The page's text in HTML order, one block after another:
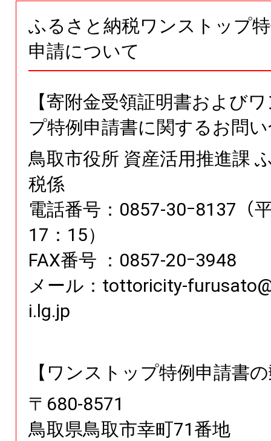
ふるさと納税ワンストップ
申請について
【寄附金受領証明書および
プ特例申請書に関するお問
鳥取市役所 資産活用推進課
税係
電話番号：0857-30ｰ8137（
17：15）
FAX番号 ：0857-20ｰ3948
メール：tottoricity-
i.lg.jp
【ワンストップ特例申請書
〒 680-8571
鳥取県鳥取市幸町71番地